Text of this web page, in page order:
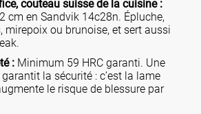
couteau suisse de la cuisine :
cm en Sandvik 14c28n. Épluche,
mirepoix ou brunoise, et sert aussi
: Minimum 59 HRC garanti. Une
la sécurité : c’est la lame
le risque de blessure par